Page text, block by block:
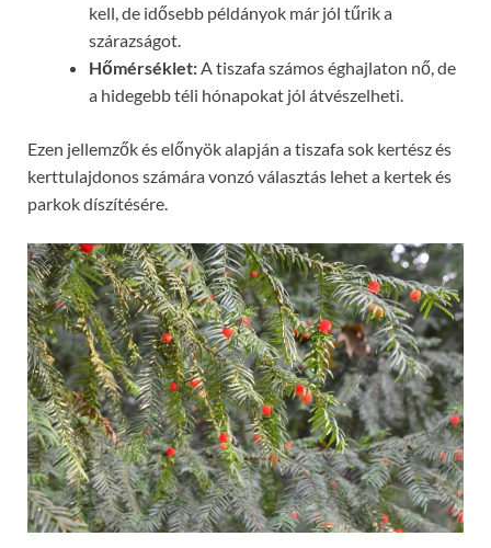
kell, de idősebb példányok már jól tűrik a
szárazságot.
Hőmérséklet: A tiszafa számos éghajlaton nő, de
a hidegebb téli hónapokat jól átvészelheti.
Ezen jellemzők és előnyök alapján a tiszafa sok kertész és
kerttulajdonos számára vonzó választás lehet a kertek és
parkok díszítésére.